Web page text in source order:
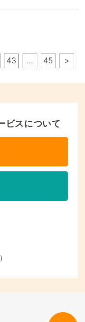
43 … 45 >
ビスについて